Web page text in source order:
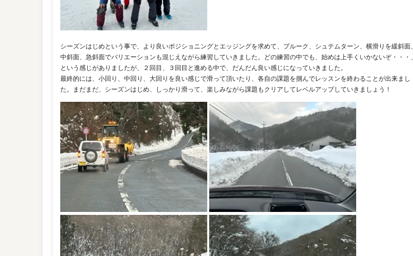
シーズンはじめという事で、より良いポジショニングとエッジングを求めて、プルーク、シュテムターン、横滑りを緩斜面、
中斜面、 急斜面でバリエーションも混じえながら練習していきました。どの練習の中でも、始めは上手くいかないぞ・・・、
という感じがあり ましたが、２回目、３回目と進める中で、だんだん良い感じになっていきました。
最終的には、小回り、中回り、大回りを良い感じで滑って頂いたり 、各自の課題を掴んでレッスンを終わることが出来まし
た。まだま だ、シーズンはじめ、しっかり滑って、楽しみながら課題もクリアしてレベルアップしていきましょう！